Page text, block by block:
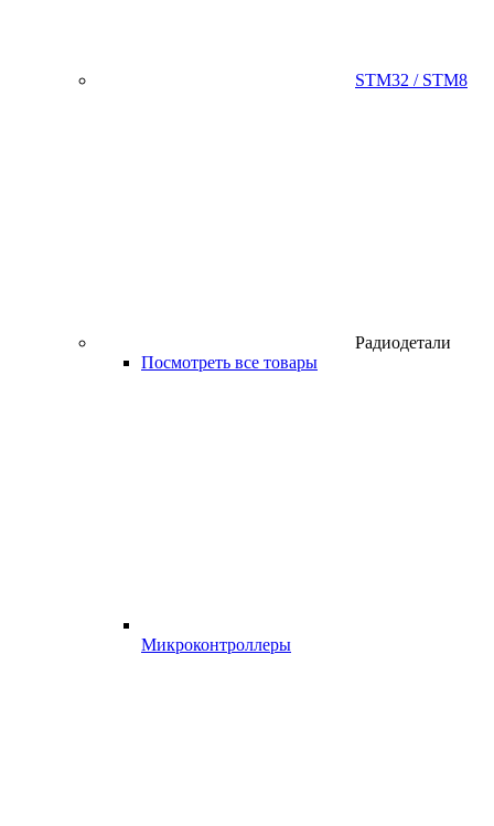
STM32 / STM8
Радиодетали
Посмотреть все товары
Микроконтроллеры